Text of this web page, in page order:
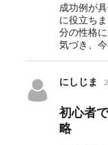
成功例が
に役立ち
分の性格
気づき、
にしじま
初心者
略